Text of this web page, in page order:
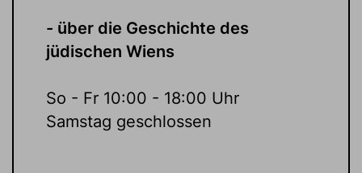
- über die Geschichte des
jüdischen Wiens
So - Fr 10:00 - 18:00 Uhr
Samstag geschlossen